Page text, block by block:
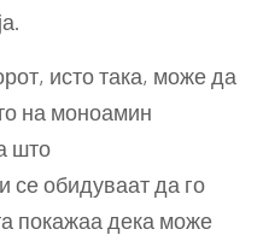
исто така, може да
на моноамин
што
се обидуваат да го
покажаа дека може